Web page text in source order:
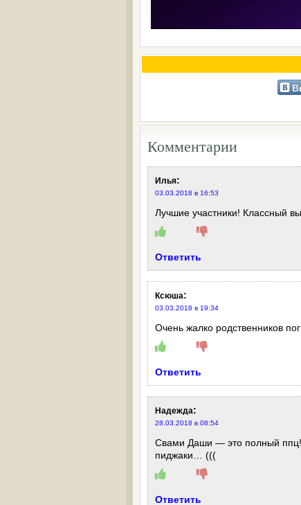
Комментарии
Илья:
03.03.2018 в 16:53
Лучшие участники! Классный
Ответить
Ксюша:
03.03.2018 в 19:34
Очень жалко родственников
Ответить
Надежда:
28.03.2018 в 08:54
Свами Даши — это полный ппц!
пиджаки… (((
Ответить